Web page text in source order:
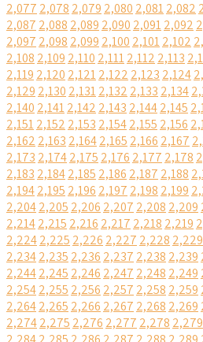
2,077 2,078 2,079 2,080 2,0812,082
2,087 2,088 2,089 2,090 2,0912,092
2,097 2,098 2,099 2,100 2,1012,102
2,108 2,109 2,110 2,1112,112 2,113
2,119 2,120 2,1212,122 2,123 2,124
2,129 2,130 2,1312,132 2,133 2,134
2,140 2,1412,142 2,143 2,1442,145
2,1512,152 2,153 2,1542,155 2,156
2,162 2,163 2,1642,165 2,166 2,167
2,173 2,1742,175 2,176 2,177 2,178
2,183 2,1842,185 2,186 2,187 2,188
2,1942,195 2,196 2,197 2,198 2,199
2,2042,205 2,206 2,207 2,208 2,209
2,2142,215 2,216 2,217 2,218 2,219
2,2242,225 2,226 2,227 2,228 2,229
2,2342,235 2,236 2,237 2,238 2,239
2,2442,245 2,246 2,247 2,248 2,249
2,2542,255 2,256 2,257 2,258 2,259
2,2642,265 2,266 2,267 2,268 2,269
2,2742,275 2,276 2,277 2,278 2,279